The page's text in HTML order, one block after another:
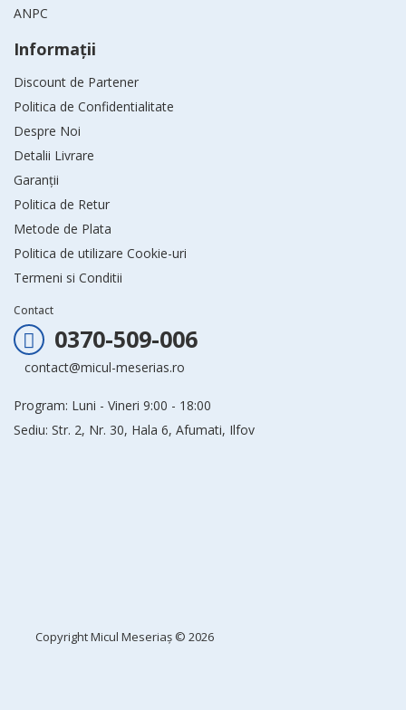
ANPC
Informaţii
Discount de Partener
Politica de Confidentialitate
Despre Noi
Detalii Livrare
Garanții
Politica de Retur
Metode de Plata
Politica de utilizare Cookie-uri
Termeni si Conditii
Contact
0370-509-006
contact@micul-meserias.ro
Program: Luni - Vineri 9:00 - 18:00
Sediu: Str. 2, Nr. 30, Hala 6, Afumati, Ilfov
CopyrightMicul Meseriaș © 2026